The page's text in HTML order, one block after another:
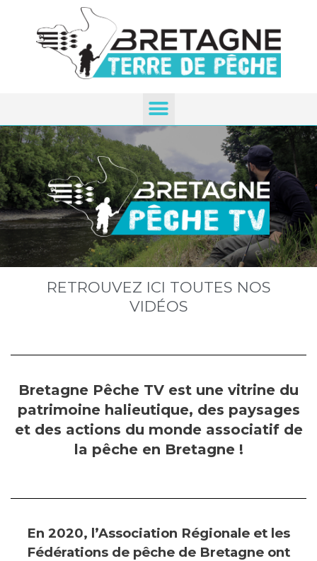
RETROUVEZ ICI TOUTES NOS
VIDÉOS
Bretagne Pêche TV est une vitrine du
patrimoine halieutique, des paysages
et des actions du monde associatif de
la pêche en Bretagne !
En 2020, l’Association Régionale et les
Fédérations de pêche de Bretagne ont